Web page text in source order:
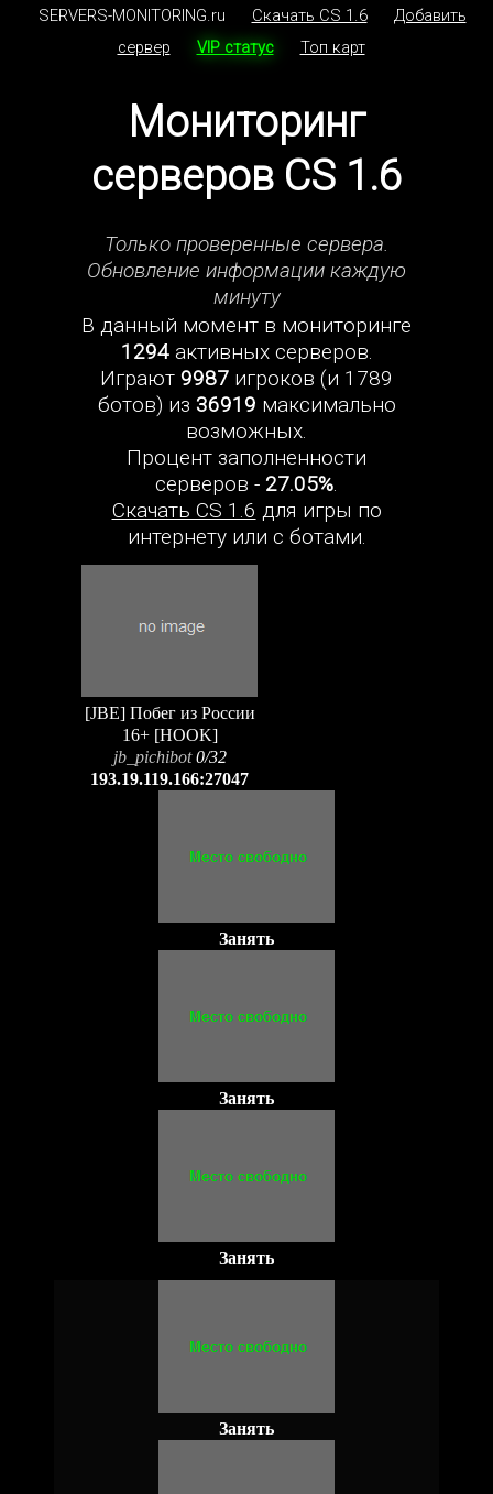
SERVERS-MONITORING.ru Скачать CS 1.6
Добавить
сервер
VIP статус Топ карт
Мониторинг
серверов CS 1.6
Только проверенные сервера.
Обновление информации каждую
минуту
В данный момент в мониторинге
1294активных серверов.
Играют 9987 игроков (и 1789
ботов) из 36919 максимально
возможных.
Процент заполненности
серверов - 27.05%.
Скачать CS 1.6 для игры по
интернету или с ботами.
[JBE] Побег из России
16+ [HOOK]
jb_pichibot 0/32
193.19.119.166:27047
Занять
Занять
Занять
Занять